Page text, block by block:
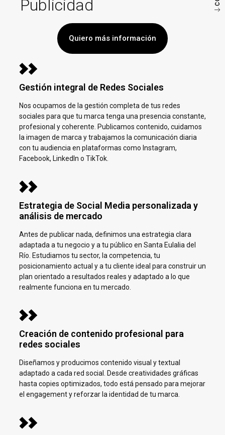
Publicidad
Quiero más información
Gestión integral de Redes Sociales
Nos ocupamos de la gestión completa de tus redes
sociales para que tu marca tenga una presencia constante,
profesional y coherente. Publicamos contenido, cuidamos
la imagen de marca y trabajamos la comunicación diaria
con tu audiencia en plataformas como Instagram,
Facebook, LinkedIn o TikTok.
Estrategia de Social Media personalizada y
análisis de mercado
Antes de publicar nada, definimos una estrategia clara
adaptada a tu negocio y a tu público en Santa Eulalia del
Río. Estudiamos tu sector, la competencia, tu
posicionamiento actual y a tu cliente ideal para construir un
plan orientado a resultados reales y adaptado a lo que
realmente funciona en tu mercado.
Creación de contenido profesional para
redes sociales
Diseñamos y producimos contenido visual y textual
adaptado a cada red social. Desde creatividades gráficas
hasta copies optimizados, todo está pensado para mejorar
el engagement y reforzar la identidad de tu marca.